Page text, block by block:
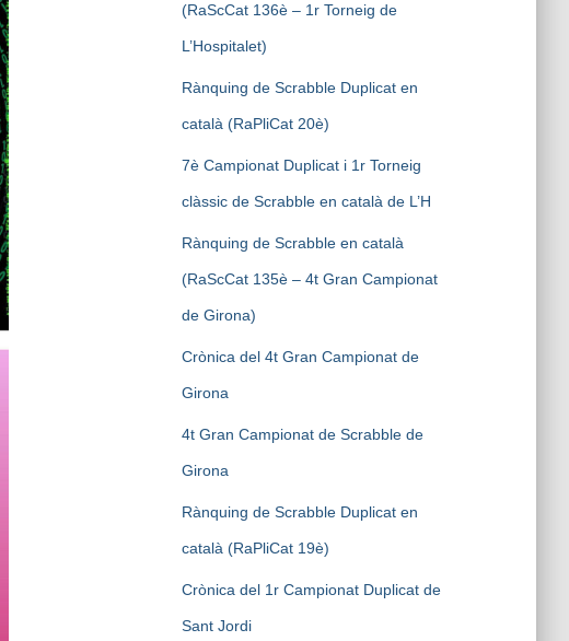
(RaScCat 136è – 1r Torneig de
L’Hospitalet)
Rànquing de Scrabble Duplicat en
català (RaPliCat 20è)
7è Campionat Duplicat i 1r Torneig
clàssic de Scrabble en català de L’H
Rànquing de Scrabble en català
(RaScCat 135è – 4t Gran Campionat
de Girona)
Crònica del 4t Gran Campionat de
Girona
4t Gran Campionat de Scrabble de
Girona
Rànquing de Scrabble Duplicat en
català (RaPliCat 19è)
Crònica del 1r Campionat Duplicat de
Sant Jordi